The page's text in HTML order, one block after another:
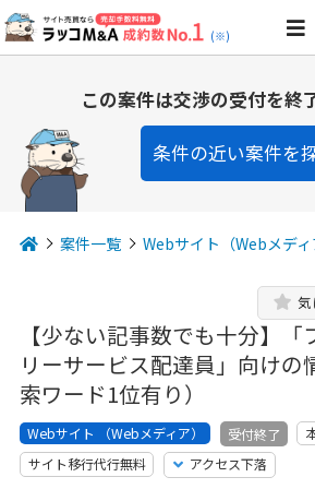
(※)
この案件は交渉の受付を終
条件の近い案件を
案件一覧 Webサイト（Webメディ
【少ない記事数でも十分】
リーサービス配達員」向けの
索ワード1位有り）
気
Webサイト （Webメディア） 受付終了
サイト移行代行無料
アクセス下落